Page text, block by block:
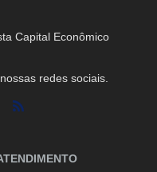
redes sociais.